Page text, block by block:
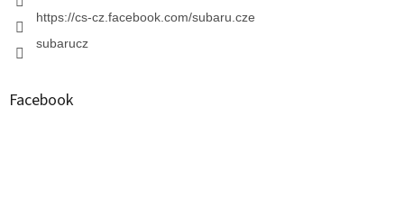
https://cs-cz.facebook.com/subaru.cze
subarucz
Facebook